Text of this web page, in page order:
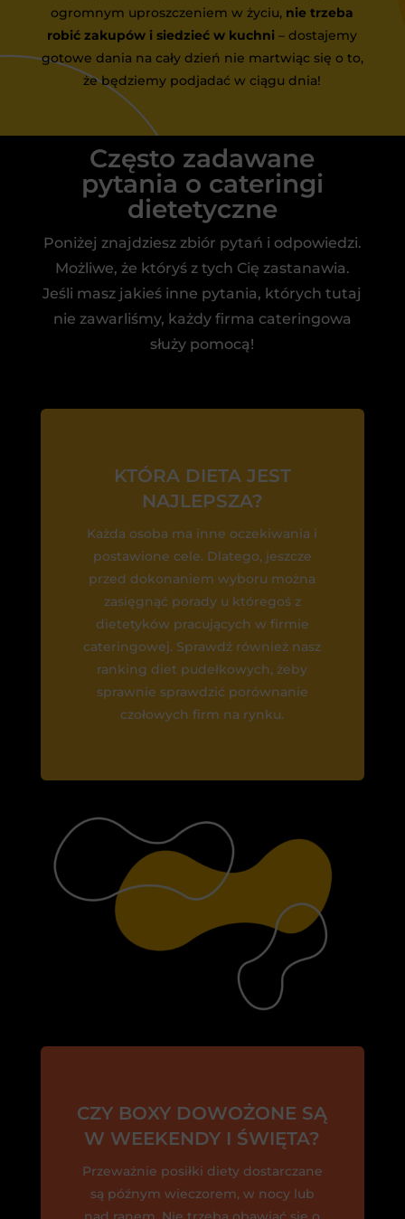
ogromnym uproszczeniem w życiu, nie trzeba
robić zakupów i siedzieć w kuchni – dostajemy
gotowe dania na cały dzień nie martwiąc się o to,
że będziemy podjadać w ciągu dnia!
Często zadawane
pytania o cateringi
dietetyczne
Poniżej znajdziesz zbiór pytań i odpowiedzi.
Możliwe, że któryś z tych Cię zastanawia.
Jeśli masz jakieś inne pytania, których tutaj
nie zawarliśmy, każdy firma cateringowa
służy pomocą!
KTÓRA DIETA JEST
NAJLEPSZA?
Każda osoba ma inne oczekiwania i
postawione cele. Dlatego, jeszcze
przed dokonaniem wyboru można
zasięgnąć porady u któregoś z
dietetyków pracujących w firmie
cateringowej. Sprawdź również nasz
ranking diet pudełkowych, żeby
sprawnie sprawdzić porównanie
czołowych firm na rynku.
CZY BOXY DOWOŻONE SĄ
W WEEKENDY I ŚWIĘTA?
Przeważnie posiłki diety dostarczane
są późnym wieczorem, w nocy lub